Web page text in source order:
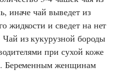
иначе чай выведет из
жидкости и сведет на нет
из кукурузной бороды
при сухой коже
Беременным женщинам